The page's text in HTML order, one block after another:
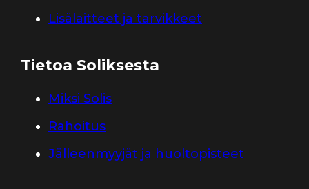
Lisälaitteet ja tarvikkeet
Tietoa Soliksesta
Miksi Solis
Rahoitus
Jälleenmyyjät ja huoltopisteet